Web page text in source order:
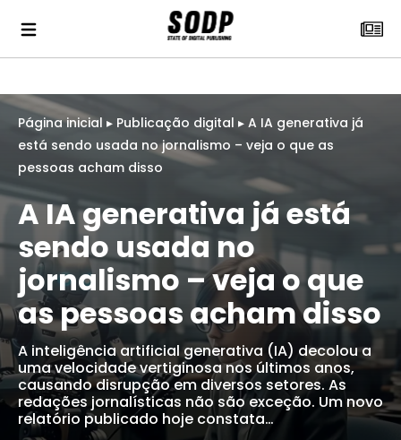
Página inicial ▸ Publicação digital ▸ A IA generativa já
está sendo usada no jornalismo – veja o que as
pessoas acham disso
A IA generativa já está
sendo usada no
jornalismo – veja o que
as pessoas acham disso
A inteligência artificial generativa (IA) decolou a
uma velocidade vertiginosa nos últimos anos,
causando disrupção em diversos setores. As
redações jornalísticas não são exceção. Um novo
relatório publicado hoje constata…